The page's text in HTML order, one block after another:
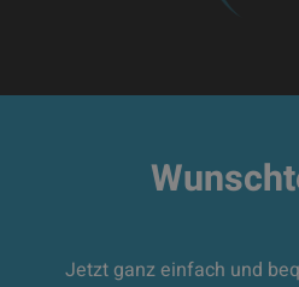
Jetzt ganz einfach und